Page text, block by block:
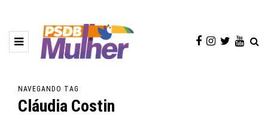
NAVEGANDO TAG
Cláudia Costin